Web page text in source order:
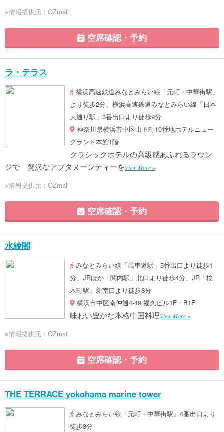
※情報提供元：OZmall
空席確認・予約
ラ・テラス
横浜高速鉄道みなとみらい線「元町・中華街駅」
より徒歩2分、横浜高速鉄道みなとみらい線「日本
大通り駅」3番出口より徒歩9分
神奈川県横浜市中区山下町10番地ホテルニュー
グランド本館1階
クラシックホテルの高級感あふれるラウン
ジで 贅沢なアフタヌーンティーをView More »
※情報提供元：OZmall
空席確認・予約
水綾閣
みなとみらい線「馬車道駅」5番出口より徒歩1
分、JRほか「関内駅」北口より徒歩4分、JR「桜
木町駅」新南口より徒歩8分
横浜市中区南仲通4-49 福久ビル1F・B1F
味わい豊かな本格中国料理View More »
※情報提供元：OZmall
空席確認・予約
THE TERRACE yokohama marine tower
みなとみらい線「元町・中華街駅」4番出口より
徒歩3分